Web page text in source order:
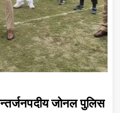
जोनल पुलिस